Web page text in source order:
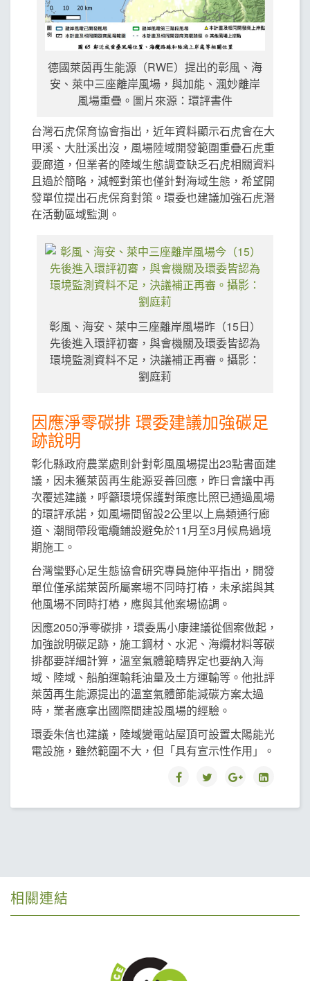
德國萊茵再生能源（RWE）提出的彰風、海
安、萊中三座離岸風場，與加能、渢妙離岸
風場重疊。圖片來源：環評書件
台灣石虎保育協會指出，近年資料顯示石虎會在大
甲溪、大肚溪出沒，風場陸域開發範圍重疊石虎重
要廊道，但業者的陸域生態調查缺乏石虎相關資料
且過於簡略，減輕對策也僅針對海域生態，希望開
發單位提出石虎保育對策。環委也建議加強石虎潛
在活動區域監測。
彰風、海安、萊中三座離岸風場昨（15日）
先後進入環評初審，與會機關及環委皆認為
環境監測資料不足，決議補正再審。攝影：
劉庭莉
因應淨零碳排 環委建議加強碳足
跡說明
彰化縣政府農業處則針對彰風風場提出23點書面建
議，因未獲萊茵再生能源妥善回應，昨日會議中再
次覆述建議，呼籲環境保護對策應比照已通過風場
的環評承諾，如風場間留設2公里以上鳥類通行廊
道、潮間帶段電纜鋪設避免於11月至3月候鳥過境
期施工。
台灣蠻野心足生態協會研究專員施仲平指出，開發
單位僅承諾萊茵所屬案場不同時打樁，未承諾與其
他風場不同時打樁，應與其他案場協調。
因應2050淨零碳排，環委馬小康建議從個案做起，
加強說明碳足跡，施工鋼材、水泥、海纜材料等碳
排都要詳細計算，溫室氣體範疇界定也要納入海
域、陸域、船舶運輸耗油量及土方運輸等。他批評
萊茵再生能源提出的溫室氣體節能減碳方案太過
時，業者應拿出國際間建設風場的經驗。
環委朱信也建議，陸域變電站屋頂可設置太陽能光
電設施，雖然範圍不大，但「具有宣示性作用」。
相關連結